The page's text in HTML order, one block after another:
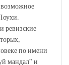
ревизские
по имени
мандал” и